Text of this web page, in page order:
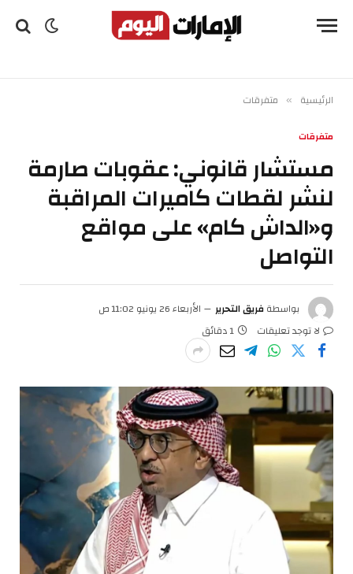
الرئيسية » متفرقات
متفرقات
مستشار قانوني: عقوبات صارمة
لنشر لقطات كاميرات المراقبة
و«الداش كام» على مواقع
التواصل
بواسطةفريق التحرير
الأربعاء 26 يونيو 11:02 ص
لا توجد تعليقات
1 دقائق